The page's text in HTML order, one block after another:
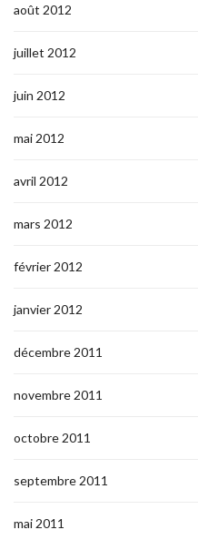
août 2012
juillet 2012
juin 2012
mai 2012
avril 2012
mars 2012
février 2012
janvier 2012
décembre 2011
novembre 2011
octobre 2011
septembre 2011
mai 2011